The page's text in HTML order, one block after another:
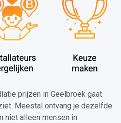
prijzen in Geelbroek gaat
Meestal ontvang je dezelfde
niet alleen mensen in